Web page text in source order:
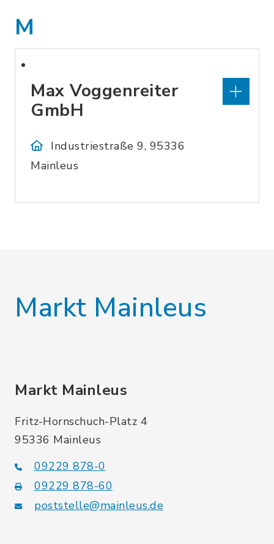
M
Max Voggenreiter
GmbH
Industriestraße 9, 95336
Mainleus
Markt Mainleus
Markt Mainleus
Fritz-Hornschuch-Platz 4
95336 Mainleus
09229 878-0
09229 878-60
poststelle@mainleus.de